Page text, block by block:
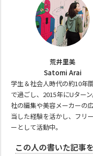
荒井里美
Satomi Arai
学生＆社会人時代の約10年
で過ごし、2015年にUター
社の編集や美容メーカーの
当した経験を活かし、フリ
ーとして活動中。
この人の書いた記事